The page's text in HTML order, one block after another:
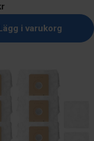
i varukorg